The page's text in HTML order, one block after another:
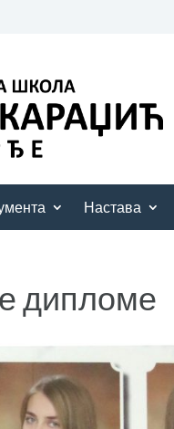
Настава
дипломе